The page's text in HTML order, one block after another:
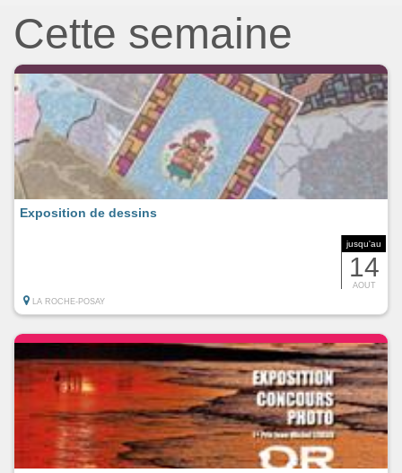
Cette semaine
jusqu'au
14
AOUT
Exposition de dessins
LA ROCHE-POSAY